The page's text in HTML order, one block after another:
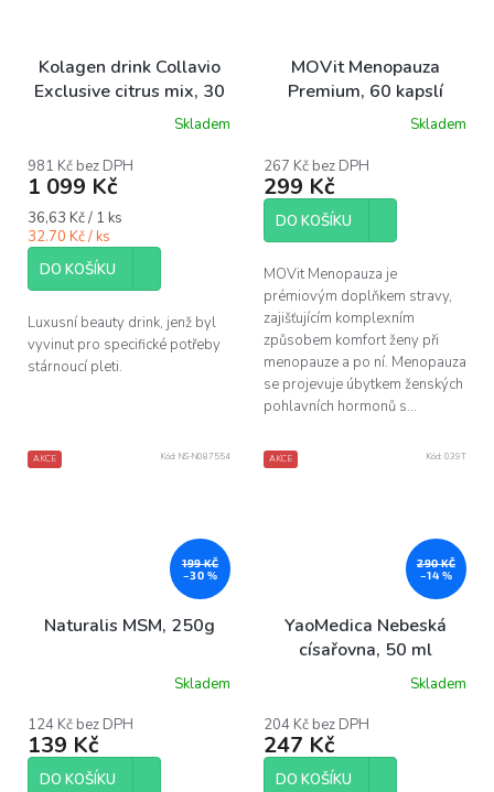
Kolagen drink Collavio
Exclusive citrus mix, 30
produktu
je
z
5
hvězdiček.
Skladem
981 Kč bez DPH
1 099 Kč
Měrná
cena:
36,63 Kč / 1 ks
32.70 Kč / ks
DO KOŠÍKU
Luxusní beauty drink, jenž byl
vyvinut pro specifické potřeby
stárnoucí pleti.
MOVit Menopauza
Premium, 60 kapslí
Skladem
267 Kč bez DPH
299 Kč
DO KOŠÍKU
MOVit Menopauza je
prémiovým doplňkem stravy,
zajišťujícím komplexním
způsobem komfort ženy při
menopauze a po ní. Menopauza
se projevuje úbytkem ženských
pohlavních hormonů s...
AKCE
199 KČ
–30 %
Naturalis MSM, 250g
Skladem
124 Kč bez DPH
139 Kč
DO KOŠÍKU
Kód: NS-N087554 AKCE
290 KČ
–14 %
YaoMedica Nebeská
císařovna, 50 ml
Skladem
204 Kč bez DPH
247 Kč
DO KOŠÍKU
Kód: 039T